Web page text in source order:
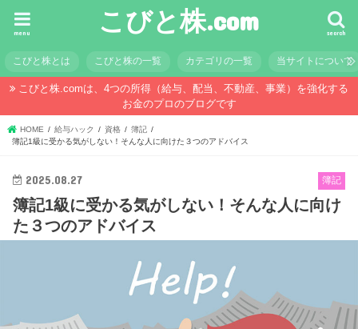
こびと株.com search
menu
こびと株とは こびと株の一覧 カテゴリの一覧 当サイトについて
こびと株.comは、4つの所得（給与、配当、不動産、事業）を強化する
お金のプロのブログです
HOME 給与ハック 資格
簿記
簿記1級に受かる気がしない！そんな人に向けた３つのアドバイス
簿記
2025.08.27
簿記1級に受かる気がしない！そんな人に向け
た３つのアドバイス